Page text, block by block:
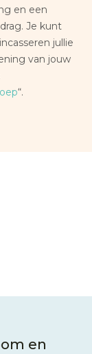
en een
Je kunt
jullie
van jouw
“.
en